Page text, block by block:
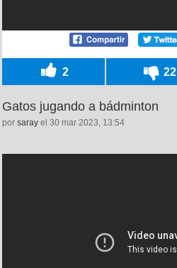
2 22
Gatos jugando a bádminton
por saray el 30 mar 2023, 13:54